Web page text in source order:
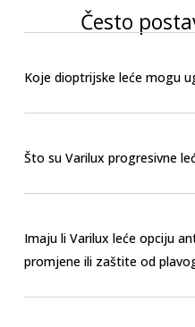
Često
Koje dioptrijske leće mogu
Što su Varilux progresivne
Imaju li Varilux leće opciju
promjene ili zaštite od